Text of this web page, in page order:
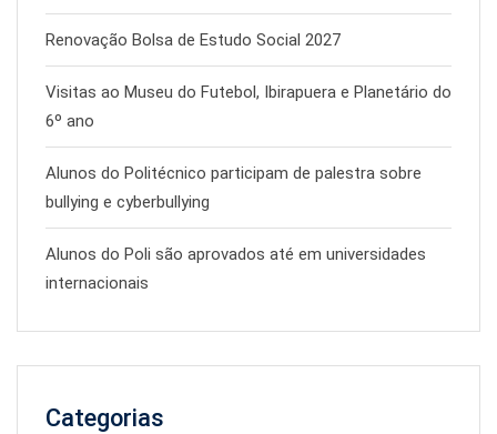
Renovação Bolsa de Estudo Social 2027
Visitas ao Museu do Futebol, Ibirapuera e Planetário do
6º ano
Alunos do Politécnico participam de palestra sobre
bullying e cyberbullying
Alunos do Poli são aprovados até em universidades
internacionais
Categorias